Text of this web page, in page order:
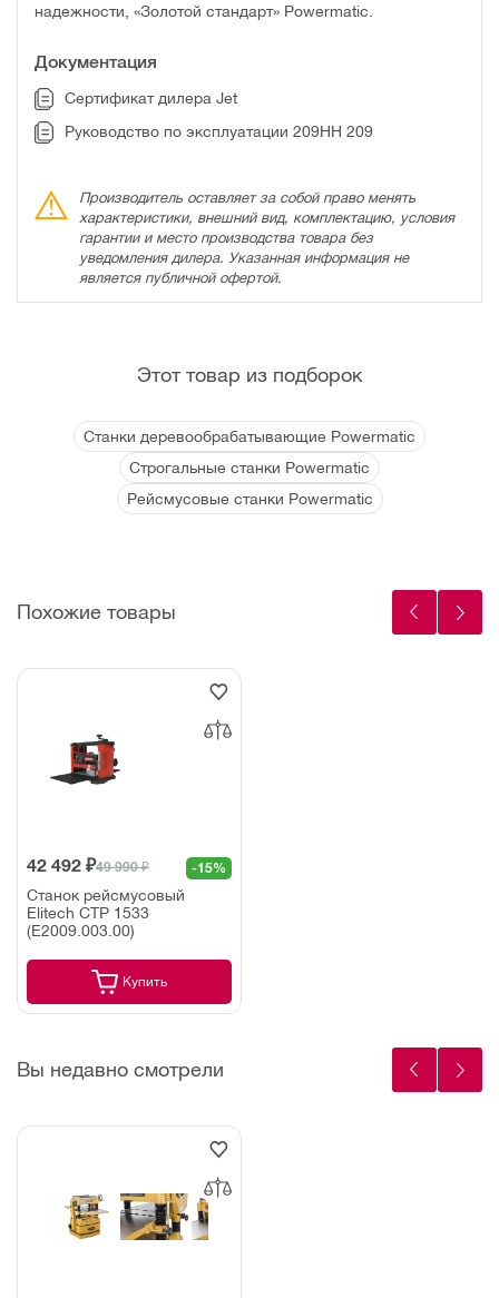
надежности, «Золотой стандарт» Powermatic.
Документация
Сертификат дилера Jet
Руководство по эксплуатации 209HH 209
Производитель оставляет за собой право менять
характеристики, внешний вид, комплектацию, условия
гарантии и место производства товара без
уведомления дилера. Указанная информация не
является публичной офертой.
Этот товар из подборок
Станки деревообрабатывающие Powermatic
Строгальные станки Powermatic
Рейсмусовые станки Powermatic
Похожие товары
42 492 ₽49 990 ₽ -15%
Станок рейсмусовый
Elitech СТР 1533
(E2009.003.00)
Купить
Вы недавно смотрели